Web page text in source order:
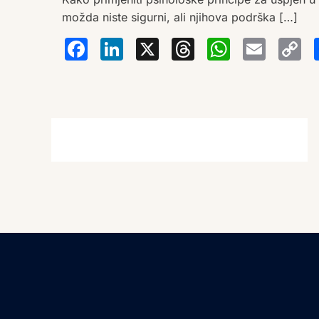
možda niste sigurni, ali njihova podrška […]
Facebook
LinkedIn
X